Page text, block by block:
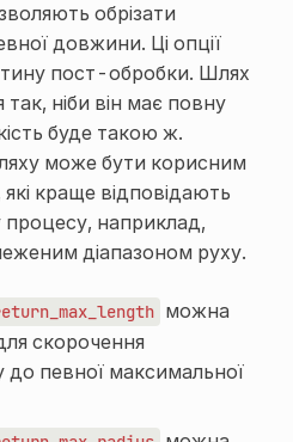
обрізати
довжини. Ці опції
пост-обробки. Шлях
ніби він має повну
буде такою ж.
може бути корисним
краще відповідають
наприклад,
діапазоном руху.
можна
скорочення
до певної максимальної